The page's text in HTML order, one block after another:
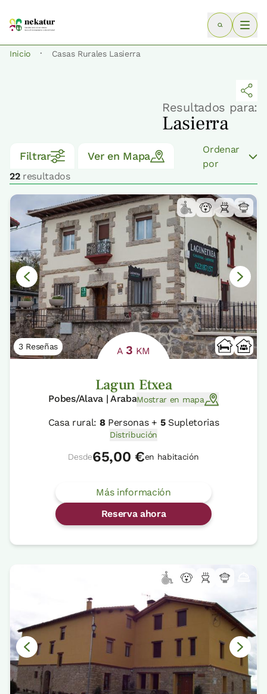
Inicio · Casas Rurales Lasierra
Resultados para:
Lasierra
Filtrar Ver en Mapa
22resultados
Ordenar
por
3 Reseñas A 3 KM
Lagun Etxea
Pobes/Alava | ArabaMostrar en mapa
Casa rural: 8Personas + 5Supletorias
Distribución
Desde65,00 €en habitación
Más información
Reserva ahora